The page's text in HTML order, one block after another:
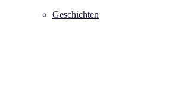
Geschichten